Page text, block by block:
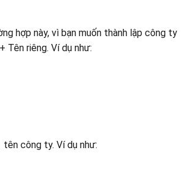
hợp này, vì bạn muốn thành lập công ty
Tên riêng. Ví dụ như:
công ty. Ví dụ như: